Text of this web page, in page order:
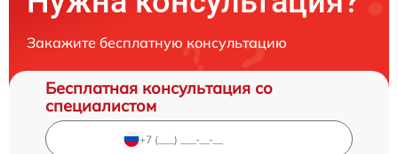
Закажите бесплатную консультацию
Бесплатная консультация со
специалистом